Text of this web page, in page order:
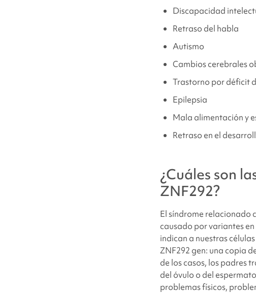
diferente?
Problemas de
Problemas médicos y
¿Dónde puedo
Discapacidad
Retraso del habla
Autismo
Cambios cerebrales
Trastorno por déficit
Epilepsia
Mala alimentación y
Retraso en el
¿Cuáles son
ZNF292?
El síndrome relacionado
causado por variantes
indican a nuestras
ZNF292 gen: una copia
de los casos, los padres
del óvulo o del
problemas físicos,